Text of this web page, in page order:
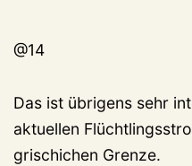
@14
Das ist übrigens sehr
aktuellen
grischichen Grenze.